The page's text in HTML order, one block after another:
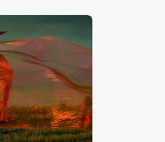
Український